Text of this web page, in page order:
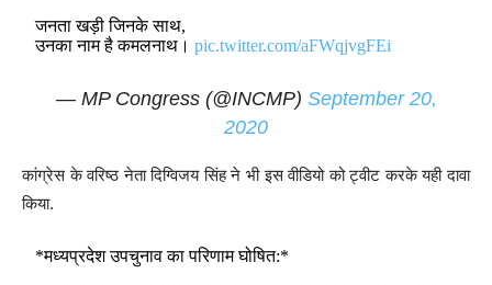
जनता खड़ी जिनके साथ,
उनका नाम है कमलनाथ।pic.twitter.com/aFWqjvgFEi
— MP Congress (@INCMP) September 20,
2020
कांग्रेस के वरिष्ठ नेता दिग्विजय सिंह ने भी इस वीडियो को ट्वीट करके यही दावा
किया.
*मध्यप्रदेश उपचुनाव का परिणाम घोषित:*